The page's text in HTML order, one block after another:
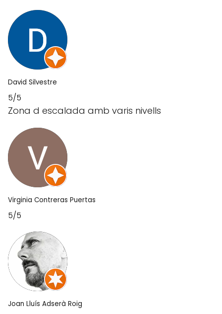
David Silvestre
5/5
Zona d escalada amb varis nivells
Virginia Contreras Puertas
5/5
Joan Lluís Adserà Roig